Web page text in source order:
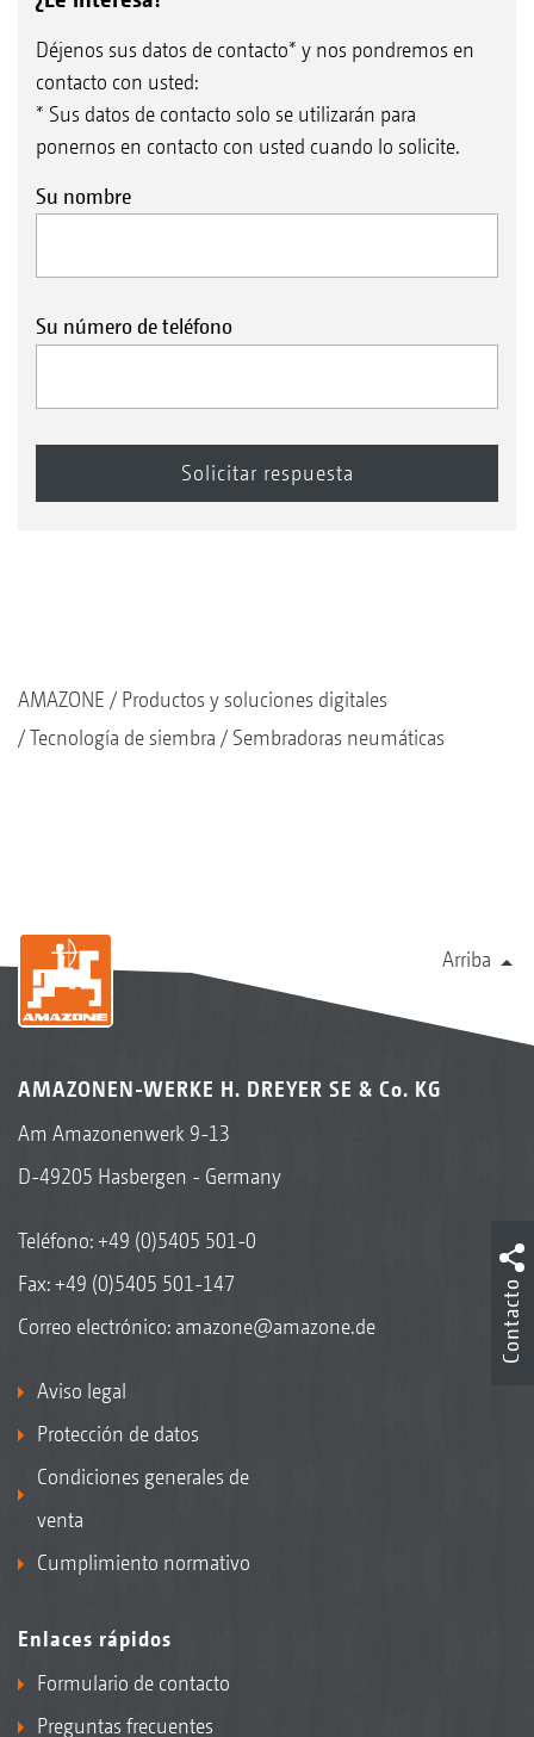
Déjenos sus datos de contacto* y nos pondremos en
contacto con usted:
* Sus datos de contacto solo se utilizarán para
ponernos en contacto con usted cuando lo solicite.
Su nombre
Su número de teléfono
AMAZONE
Productos y soluciones digitales
Tecnología de siembra
Sembradoras neumáticas
Arriba
AMAZONEN-WERKE H. DREYER SE & Co. KG
Am Amazonenwerk 9-13
D-49205 Hasbergen - Germany
Teléfono:+49 (0)5405 501-0
Fax: +49 (0)5405 501-147
Correo electrónico: amazone@amazone.de
Aviso legal
Protección de datos
Condiciones generales de
venta
Cumplimiento normativo
Enlaces rápidos
Formulario de contacto
Preguntas frecuentes
Contacto